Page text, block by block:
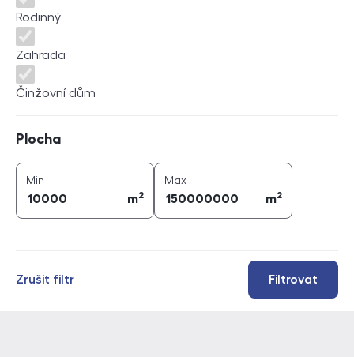
Rodinný
Zahrada
Činžovní dům
Plocha
Min
m2
Maxplocha (
m2
Filtrovat
Zrušit filtr